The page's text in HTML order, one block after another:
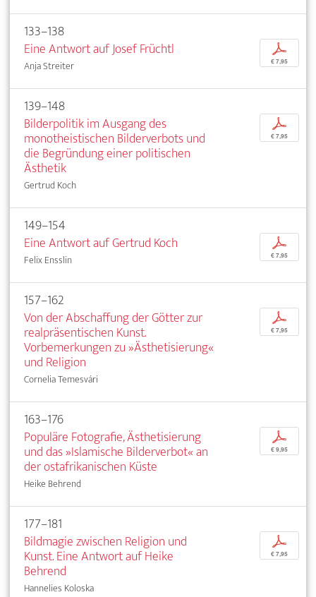
133–138
Eine Antwort auf Josef Früchtl
Anja Streiter
p
€ 7,95
139–148
Bilderpolitik im Ausgang des
monotheistischen Bilderverbots und
die Begründung einer politischen
Ästhetik
Gertrud Koch
p
€ 7,95
149–154
Eine Antwort auf Gertrud Koch
Felix Ensslin
p
€ 7,95
157–162
Von der Abschaffung der Götter zur
realpräsentischen Kunst.
Vorbemerkungen zu »Ästhetisierung«
und Religion
Cornelia Temesvári
p
€ 7,95
163–176
Populäre Fotografie, Ästhetisierung
und das »Islamische Bilderverbot« an
der ostafrikanischen Küste
Heike Behrend
p
€ 9,95
177–181
Bildmagie zwischen Religion und
Kunst. Eine Antwort auf Heike
Behrend
Hannelies Koloska
p
€ 7,95